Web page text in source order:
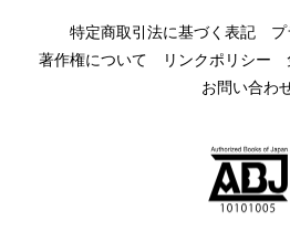
特定商取引法に基づく表記
著作権について
リンクポリシー
お問い合わ